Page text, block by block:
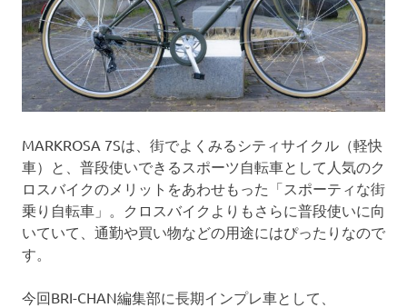
MARKROSA 7Sは、街でよくみるシティサイクル（軽快
車）と、普段使いできるスポーツ自転車として人気のク
ロスバイクのメリットをあわせもった「スポーティな街
乗り自転車」。クロスバイクよりもさらに普段使いに向
いていて、通勤や買い物などの用途にはぴったりなので
す。
今回BRI-CHAN編集部に長期インプレ車として、